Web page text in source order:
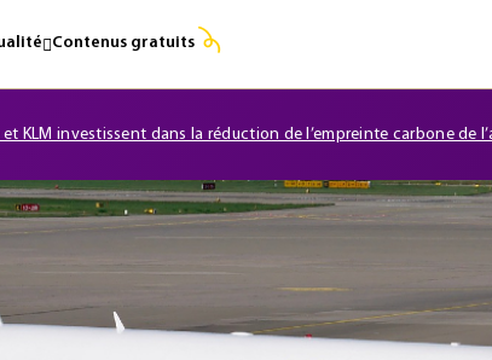
Contenus gratuits
et KLM investissent dans la réduction de l’empreinte carbone de